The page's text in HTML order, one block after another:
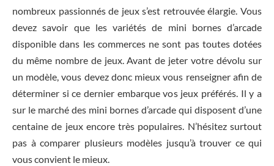
nombreux passionnés de jeux s’est retrouvée élargie. Vous
devez savoir que les variétés de mini bornes d’arcade
disponible dans les commerces ne sont pas toutes dotées
du même nombre de jeux. Avant de jeter votre dévolu sur
un modèle, vous devez donc mieux vous renseigner afin de
déterminer si ce dernier embarque vos jeux préférés. Il y a
sur le marché des mini bornes d’arcade qui disposent d’une
centaine de jeux encore très populaires. N’hésitez surtout
pas à comparer plusieurs modèles jusqu’à trouver ce qui
vous convient le mieux.